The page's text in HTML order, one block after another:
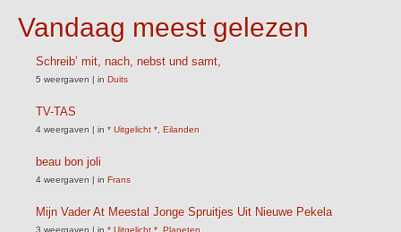
Vandaag meest gelezen
Schreib’ mit, nach, nebst und samt,
5 weergaven | in Duits
TV-TAS
4 weergaven | in * Uitgelicht * Eilanden
beau bon joli
4 weergaven | in Frans
Mijn Vader At Meestal Jonge Spruitjes Uit Nieuwe Pekela
3 weergaven | in * Uitgelicht * Planeten